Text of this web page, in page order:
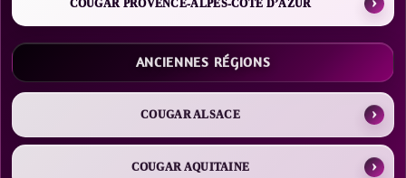
COUGAR PROVENCE-ALPES-CÔTE D’AZUR
ANCIENNES RÉGIONS
COUGAR ALSACE
COUGAR AQUITAINE